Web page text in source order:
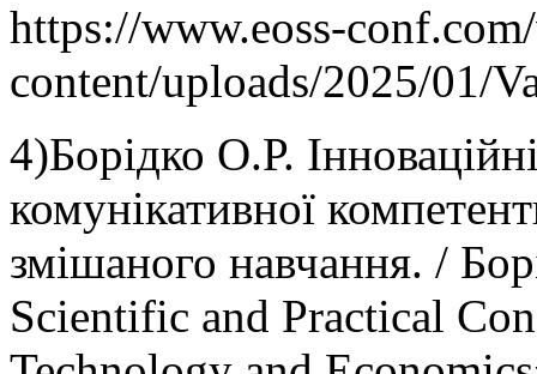
https://www.eoss-
content/uploads/2025/01/
4)Борідко О.Р.
комунікативної
змішаного навчання. /
Scientific and Practical